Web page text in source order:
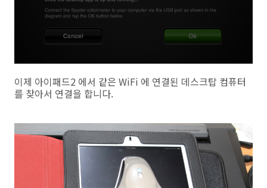
이제 아이패드2 에서 같은 WiFi 에 연결된 데스크탑 컴퓨터
를 찾아서 연결을 합니다.